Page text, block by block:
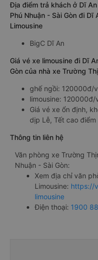
Địa điểm trả khách ở Dĩ
Phú Nhuận - Sài Gòn đi
Limousine
BigC Dĩ An
Giá vé xe limousine đi Dĩ
Gòn của nhà xe Trường
ghế ngồi: 120000đ/
limousine: 120000đ/
Giá vé xe ổn định,
dịp Lễ, Tết cao điểm
Thông tin liên hệ
Văn phòng xe Trường
Nhuận - Sài Gòn:
Xem địa chỉ văn
Limousine: https://
limousine
Điện thoại: 1900